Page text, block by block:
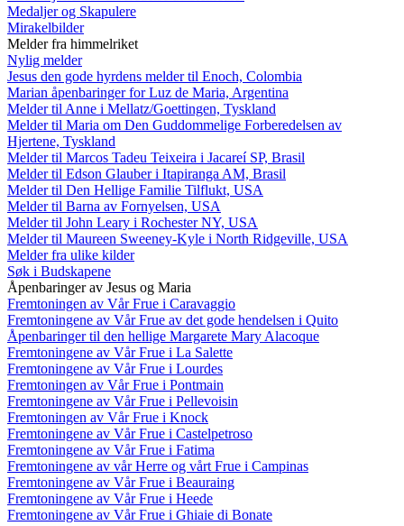
Medaljer og Skapulere
Mirakelbilder
Melder fra himmelriket
Nylig melder
Jesus den gode hyrdens melder til Enoch, Colombia
Marian åpenbaringer for Luz de Maria, Argentina
Melder til Anne i Mellatz/Goettingen, Tyskland
Melder til Maria om Den Guddommelige Forberedelsen av
Hjertene, Tyskland
Melder til Marcos Tadeu Teixeira i Jacareí SP, Brasil
Melder til Edson Glauber i Itapiranga AM, Brasil
Melder til Den Hellige Familie Tilflukt, USA
Melder til Barna av Fornyelsen, USA
Melder til John Leary i Rochester NY, USA
Melder til Maureen Sweeney-Kyle i North Ridgeville, USA
Melder fra ulike kilder
Søk i Budskapene
Åpenbaringer av Jesus og Maria
Fremtoningen av Vår Frue i Caravaggio
Fremtoningene av Vår Frue av det gode hendelsen i Quito
Åpenbaringer til den hellige Margarete Mary Alacoque
Fremtoningene av Vår Frue i La Salette
Fremtoningene av Vår Frue i Lourdes
Fremtoningen av Vår Frue i Pontmain
Fremtoningene av Vår Frue i Pellevoisin
Fremtoningen av Vår Frue i Knock
Fremtoningene av Vår Frue i Castelpetroso
Fremtoningene av Vår Frue i Fatima
Fremtoningene av vår Herre og vårt Frue i Campinas
Fremtoningene av Vår Frue i Beauraing
Fremtoningene av Vår Frue i Heede
Fremtoningene av Vår Frue i Ghiaie di Bonate